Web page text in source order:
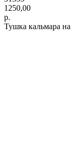
1250,00
р.
Тушка кальмара